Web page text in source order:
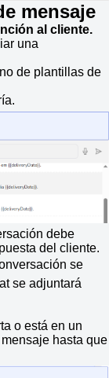
mensaje
al cliente.
una
de plantillas de
debe
del cliente.
se
se adjuntará
o está en un
hasta que